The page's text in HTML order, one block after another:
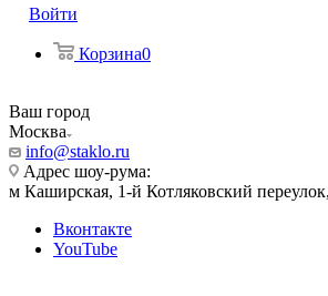
Войти
Корзина0
Ваш город
Москва
info@staklo.ru
Адрес шоу-рума:
м Каширская, 1-й Котляковский
Вконтакте
YouTube